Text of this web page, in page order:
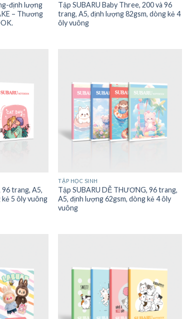
định lượng
– Thương
Tập SUBARU Baby Three, 200 và 96
trang, A5, định lượng 82gsm, dòng kẻ 4
ôly vuông
96 trang, A5,
5 ôly vuông
TẬP HỌC SINH
Tập SUBARU DỄ THƯƠNG, 96 trang,
A5, định lượng 62gsm, dòng kẻ 4 ôly
vuông